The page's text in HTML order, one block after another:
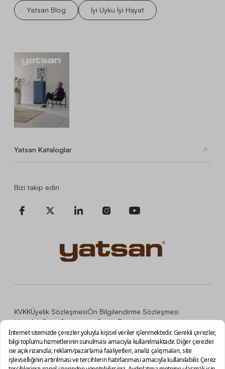
Yatsan Blog İyi Uyku İyi Hayat
Yatsan Kataloglar
Bizi takip edin
KVKKÜyelik SözleşmesiÖn Bilgilendirme Sözleşmesi
Mesafeli Satış SözleşmesiÇerez Tercihleri
Copyright © 2026, İNCİ MOBİLYA MALZEMELERİ TİCARET